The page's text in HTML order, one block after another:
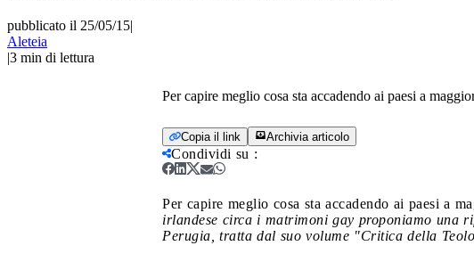
pubblicato il 25/05/15|
Aleteia
|3 min di lettura
Per capire meglio cosa sta accadendo ai paesi a
Copia il link Archivia articolo
Condividi su :
Per capire meglio cosa sta accadendo ai paesi a
irlandese circa i matrimoni gay proponiamo una
Perugia, tratta dal suo volume "Critica della